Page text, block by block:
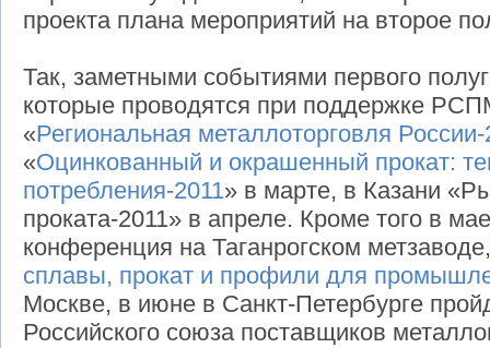
проекта плана мероприятий на второе
Так, заметными событиями первого
которые проводятся при поддержке
«Региональная металлоторговля России-
«Оцинкованный и окрашенный прокат:
потребления-2011» в марте, в Казани
проката-2011» в апреле. Кроме того в
конференция на Таганрогском
сплавы, прокат и профили для
Москве, в июне в Санкт-Петербурге
Российского союза поставщиков